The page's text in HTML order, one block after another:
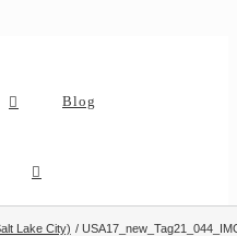
Blog
Lake City)